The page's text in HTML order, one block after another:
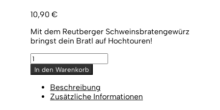
10,90 €
Mit dem Reutberger Schweinsbratengewürz
bringst dein Bratl auf Hochtouren!
Gewürzdose
Schweinsbratengewürz
BIO
Menge
In den Warenkorb
Beschreibung
Zusätzliche Informationen